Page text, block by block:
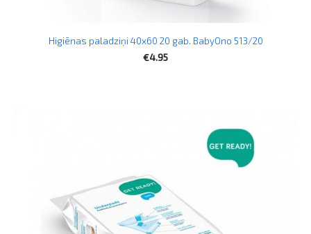
Higiēnas paladziņi 40x60 20 gab. BabyOno 513/20
€4.95